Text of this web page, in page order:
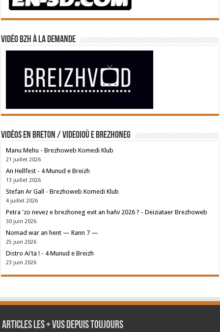
Vidéo BZH à la demande
Vidéos en breton / Videoioù e brezhoneg
Manu Mehu - Brezhoweb Komedi Klub
21 juillet 2026
An Hellfest - 4 Munud e Breizh
13 juillet 2026
Stefan Ar Gall - Brezhoweb Komedi Klub
4 juillet 2026
Petra 'zo nevez e brezhoneg evit an hañv 2026 ? - Deiziataer Brezhoweb
30 juin 2026
Nomad war an hent — Rann 7 —
25 juin 2026
Distro Ai'ta ! - 4 Munud e Breizh
23 juin 2026
Articles les + vus depuis toujours